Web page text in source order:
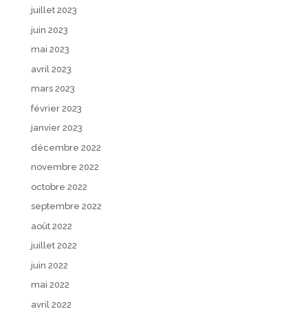
juillet 2023
juin 2023
mai 2023
avril 2023
mars 2023
février 2023
janvier 2023
décembre 2022
novembre 2022
octobre 2022
septembre 2022
août 2022
juillet 2022
juin 2022
mai 2022
avril 2022